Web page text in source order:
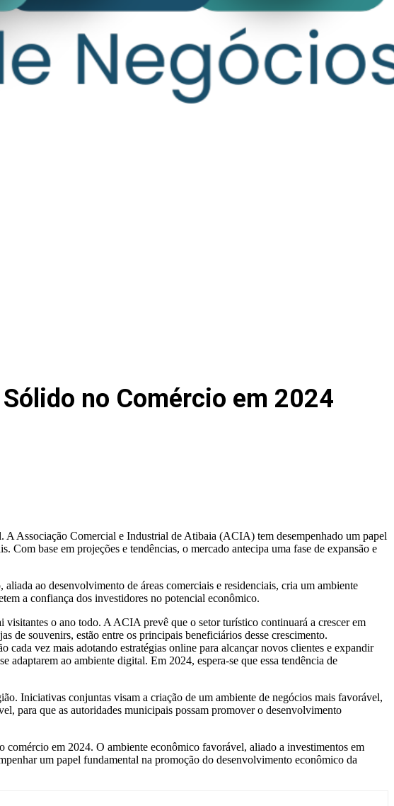
no Comércio em 2024
Associação Comercial e Industrial de Atibaia (ACIA) tem desempenhado um papel
base em projeções e tendências, o mercado antecipa uma fase de expansão e
ao desenvolvimento de áreas comerciais e residenciais, cria um ambiente
a confiança dos investidores no potencial econômico.
o ano todo. A ACIA prevê que o setor turístico continuará a crescer em
de souvenirs, estão entre os principais beneficiários desse crescimento.
vez mais adotando estratégias online para alcançar novos clientes e expandir
adaptarem ao ambiente digital. Em 2024, espera-se que essa tendência de
Iniciativas conjuntas visam a criação de um ambiente de negócios mais favorável,
para que as autoridades municipais possam promover o desenvolvimento
comércio em 2024. O ambiente econômico favorável, aliado a investimentos em
um papel fundamental na promoção do desenvolvimento econômico da